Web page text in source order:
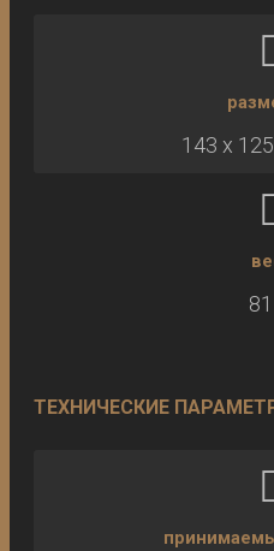
143 х
ТЕХНИЧЕСКИЕ